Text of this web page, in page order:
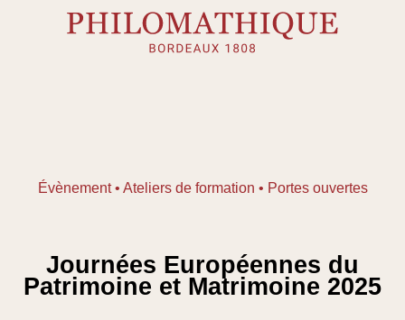
Évènement • Ateliers de formation • Portes ouvertes
Journées Européennes du
Patrimoine et Matrimoine 2025